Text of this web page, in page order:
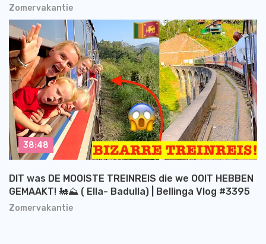
Zomervakantie
Zomervakantie
DIT was DE MOOISTE TREINREIS die we OOIT HEBBEN
GEMAAKT! 🚂⛰️ ( Ella- Badulla) | Bellinga Vlog #3395
38:48